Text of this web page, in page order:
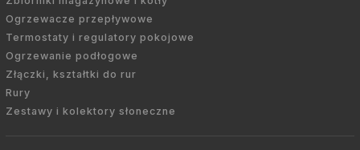
Ogrzewacze przepływowe
Termostaty i regulatory pokojowe
Ogrzewanie podłogowe
Złączki, kształtki do rur
Rury
Zestawy i kolektory słoneczne